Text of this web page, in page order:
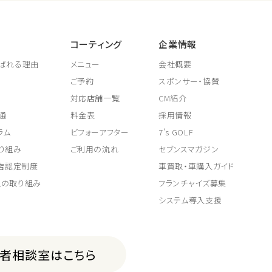
れる理由
ム
組み
認定制度
取り組み
コーティング
メニュー
ご予約
対応店舗一覧
料金表
ビフォーアフター
ご利用の流れ
企業情報
会社概要
スポンサー・協賛
CM紹介
採用情報
7's GOLF
セブンスマガジン
車買取・車購入ガイド
フランチャイズ募集
システム導入支援
相談室はこちら